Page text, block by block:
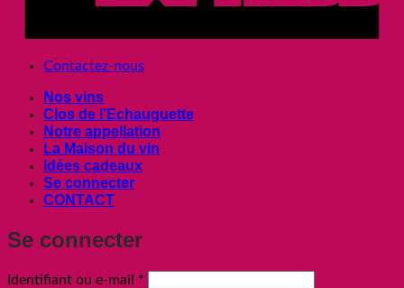
Contactez-nous
Nos vins
Clos de l’Echauguette
Notre appellation
La Maison du vin
Idées cadeaux
Se connecter
CONTACT
Se connecter
Identifiant ou e-mail *